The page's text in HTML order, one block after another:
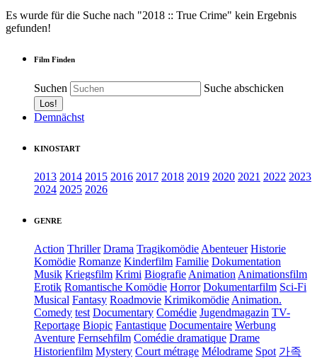
Es wurde für die Suche nach "2018 :: True Crime" kein Ergebnis
gefunden!
Film Finden
Suchen Suche abschicken
Demnächst
KINOSTART
2013 2014 2015 2016 2017 2018 2019 2020 2021 2022 2023
2024 2025 2026
GENRE
Action Thriller Drama Tragikomödie Abenteuer Historie
Komödie Romanze Kinderfilm Familie Dokumentation
Musik Kriegsfilm Krimi Biografie Animation Animationsfilm
Erotik Romantische Komödie Horror Dokumentarfilm Sci-Fi
Musical Fantasy Roadmovie Krimikomödie Animation.
Comedy test Documentary Comédie Jugendmagazin TV-
Reportage Biopic Fantastique Documentaire Werbung
Aventure Fernsehfilm Comédie dramatique Drame
Historienfilm Mystery Court métrage Mélodrame Spot 가족